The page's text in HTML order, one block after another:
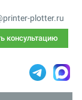
plotter.ru
консультацию